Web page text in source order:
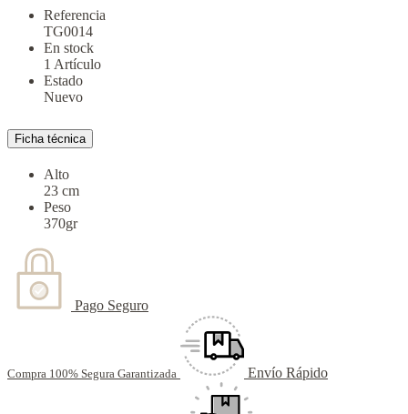
Referencia
TG0014
En stock
1 Artículo
Estado
Nuevo
Ficha técnica
Alto
23 cm
Peso
370gr
Pago Seguro
Compra 100% Segura Garantizada Envío Rápido